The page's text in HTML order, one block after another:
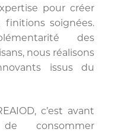
pour créer
soignées.
des
nous réalisons
issus du
c’est avant
consommer